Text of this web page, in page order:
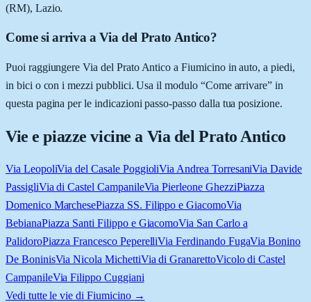
(RM), Lazio.
Come si arriva a Via del Prato Antico?
Puoi raggiungere Via del Prato Antico a Fiumicino in auto, a piedi,
in bici o con i mezzi pubblici. Usa il modulo “Come arrivare” in
questa pagina per le indicazioni passo-passo dalla tua posizione.
Vie e piazze vicine a Via del Prato Antico
Via LeopoliVia del Casale PoggioliVia Andrea TorresaniVia Davide
PassigliVia di Castel CampanileVia Pierleone GhezziPiazza
Domenico MarchesePiazza SS. Filippo e GiacomoVia
BebianaPiazza Santi Filippo e GiacomoVia San Carlo a
PalidoroPiazza Francesco PeperelliVia Ferdinando FugaVia Bonino
De BoninisVia Nicola MichettiVia di GranarettoVicolo di Castel
CampanileVia Filippo Cuggiani
Vedi tutte le vie di Fiumicino→